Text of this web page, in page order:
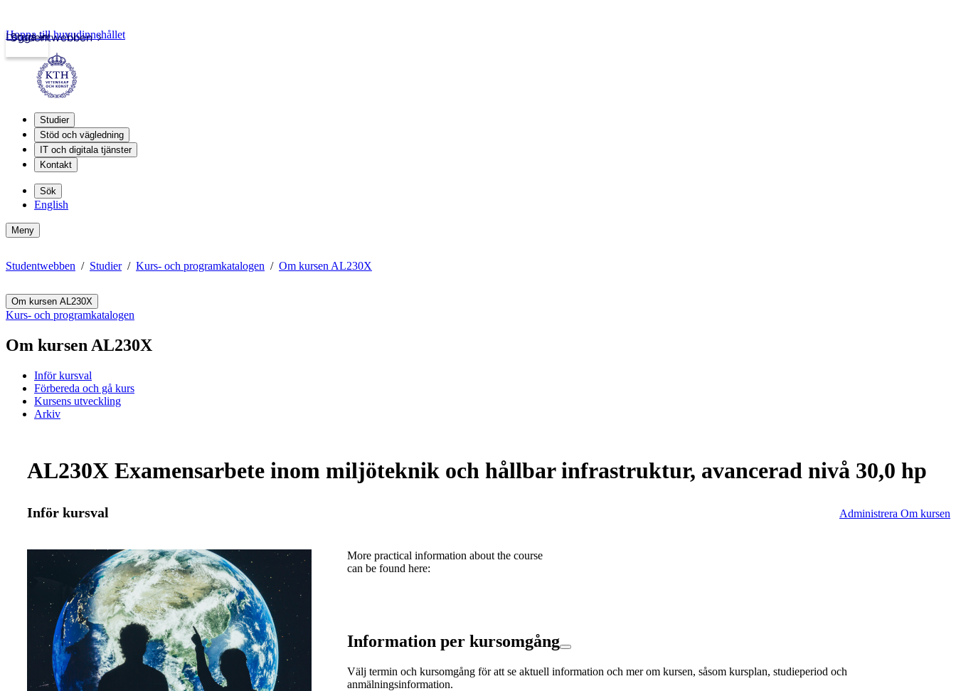
Studentwebben
Logga in
Hoppa till huvudinnehållet
Studier
Stöd och vägledning
IT och digitala tjänster
Kontakt
Sök
English
Meny
Studentwebben Studier Kurs- och programkatalogen Om kursen AL230X
Om kursen AL230X
Kurs- och programkatalogen
Om kursen AL230X
Inför kursval
Förbereda och gå kurs
Kursens utveckling
Arkiv
AL230X Examensarbete inom miljöteknik och hållbar infrastruktur, avancerad nivå 30,0 hp
Inför kursval Administrera Om kursen
More practical information about the course
can be found here:
Information per kursomgång
Välj termin och kursomgång för att se aktuell information och mer om kursen, såsom kursplan, studieperiod och
anmälningsinformation.